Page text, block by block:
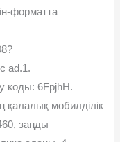
форматта
ad.1.
коды: 6FpjhH.
мобилділік
заңды